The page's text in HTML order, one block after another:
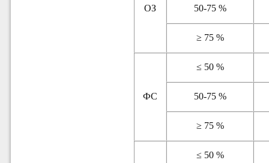
ОЗ 50-75 %
≥ 75 %
ФС
≤ 50 %
50-75 %
≥ 75 %
≤ 50 %